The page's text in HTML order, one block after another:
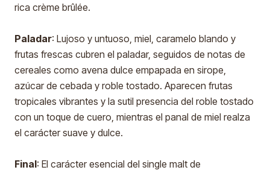
rica crème brûlée.
Paladar: Lujoso y untuoso, miel, caramelo blando y
frutas frescas cubren el paladar, seguidos de notas de
cereales como avena dulce empapada en sirope,
azúcar de cebada y roble tostado. Aparecen frutas
tropicales vibrantes y la sutil presencia del roble tostado
con un toque de cuero, mientras el panal de miel realza
el carácter suave y dulce.
Final: El carácter esencial del single malt de